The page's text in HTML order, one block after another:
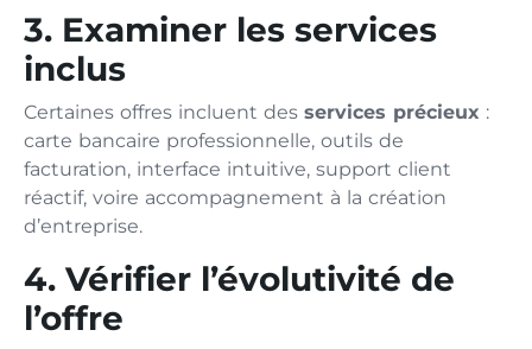
3. Examiner les services
inclus
Certaines offres incluent des services précieux :
carte bancaire professionnelle, outils de
facturation, interface intuitive, support client
réactif, voire accompagnement à la création
d’entreprise.
4. Vérifier l’évolutivité de
l’offre